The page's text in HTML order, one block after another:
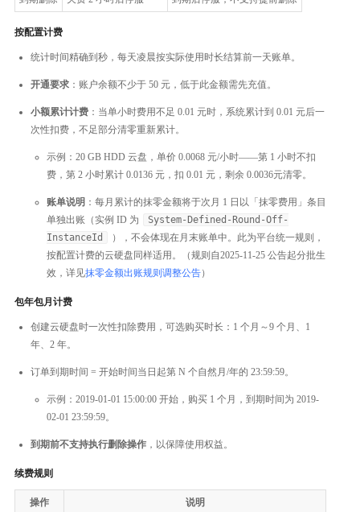
按配置计费
统计时间精确到秒，每天凌晨按实际使用时长结算前一天账单。
开通要求 ：账户余额不少于 50 元，低于此金额需先充值。
小额累计计费 ：当单小时费用不足 0.01 元时，系统累计到 0.01 元后一
次性扣费，不足部分清零重新累计。
示例：20 GB HDD 云盘，单价 0.0068 元/小时——第 1 小时不扣
费，第 2 小时累计 0.0136 元，扣 0.01 元，剩余 0.0036元清零。
账单说明 ：每月累计的抹零金额将于次月 1 日以「抹零费用」条目
单独出账（实例 ID 为
System-Defined-Round-Off-
InstanceId
），不会体现在月末账单中。此为平台统一规则，
按配置计费的云硬盘同样适用。（规则自2025-11-25 公告起分批生
效，详见抹零金额出账规则调整公告）
包年包月计费
创建云硬盘时一次性扣除费用，可选购买时长：1 个月～9 个月、1
年、2 年。
订单到期时间 = 开始时间当日起第 N 个自然月/年的 23:59:59。
示例：2019-01-01 15:00:00 开始，购买 1 个月，到期时间为 2019-
02-01 23:59:59。
到期前不支持执行删除操作 ，以保障使用权益。
续费规则
操作 说明